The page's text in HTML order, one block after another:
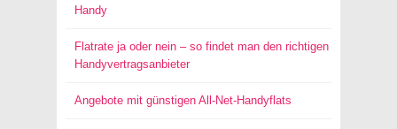
Handy
Flatrate ja oder nein – so findet man den richtigen
Handyvertragsanbieter
Angebote mit günstigen All-Net-Handyflats